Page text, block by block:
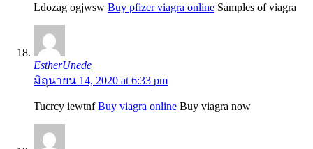
Ldozag ogjwsw Buy pfizer viagra online Samples of viagra
EstherUnede
มิถุนายน 14, 2020 at 6:33 pm
Tucrcy iewtnfBuy viagra online Buy viagra now